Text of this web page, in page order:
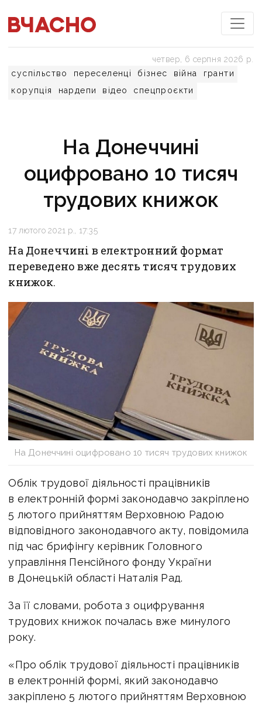
суспільство переселенці бізнес війна
гранти
корупція
нардепи відео спецпроєкти
четвер, 6 серпня 2026 р.
На Донеччині
оцифровано 10 тисяч
трудових книжок
17 лютого 2021 р., 17:35
На Донеччині в електронний формат
переведено вже десять тисяч трудових
книжок.
На Донеччині оцифровано 10 тисяч трудових книжок
Облік трудової діяльності працівників
в електронній формі законодавчо закріплено
5 лютого прийняттям Верховною Радою
відповідного законодавчого акту, повідомила
під час брифінгу керівник Головного
управління Пенсійного фонду України
в Донецькій області Наталія Рад.
За її словами, робота з оцифрування
трудових книжок почалась вже минулого
року.
«Про облік трудової діяльності працівників
в електронній формі, який законодавчо
закріплено 5 лютого прийняттям Верховною